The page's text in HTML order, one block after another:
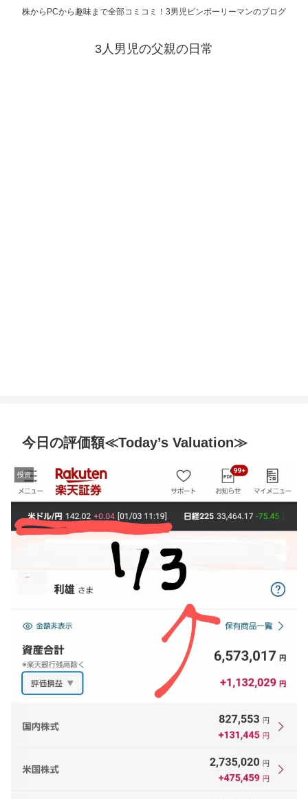
株からPCから趣味まで全部コミコミ！3男児ビンボーリーマンのブログ
3人男児の父親の日常
今日の評価額≪Today’s Valuation≫
投資